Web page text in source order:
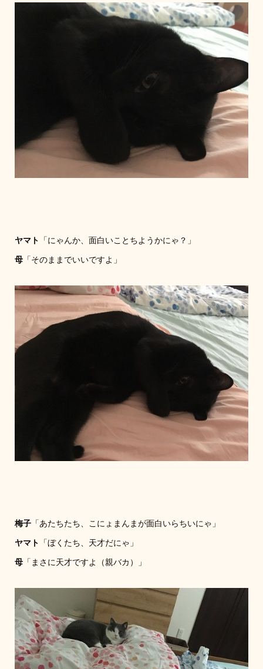
ヤマト 「にゃんか、面白いことちようかにゃ？」
母「そのままでいいですよ」
梅子「あたちたち、こにょまんまが面白いらちいにゃ」
ヤマト 「ぼくたち、天才だにゃ」
母「まさに天才ですよ（親バカ）」